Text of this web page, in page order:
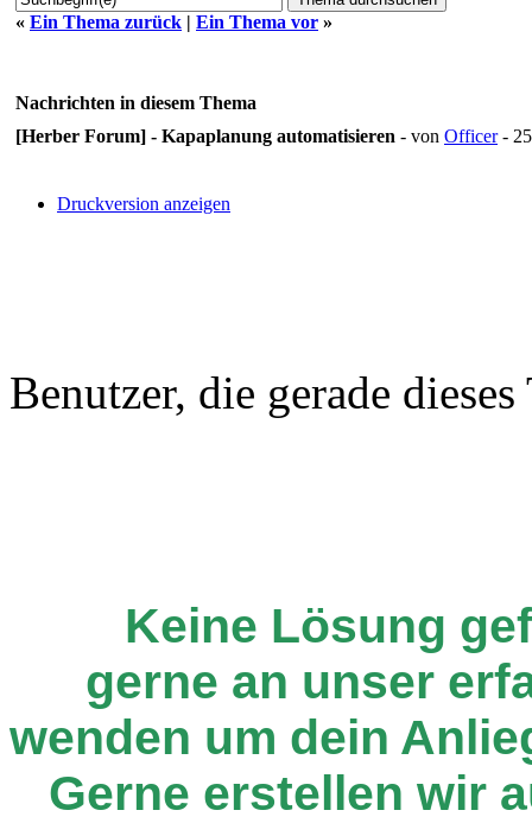
« Ein Thema zurück | Ein Thema vor »
Nachrichten in diesem Thema
[Herber Forum] - Kapaplanung automatisieren - von Officer-
Druckversion anzeigen
Benutzer, die gerade
Keine Lösung
gerne an unser
wenden um dein
Gerne erstellen wir